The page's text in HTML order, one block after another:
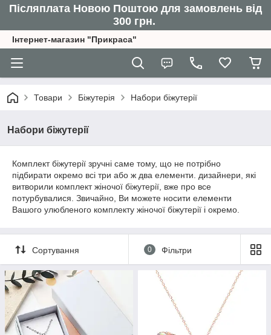
Післяплата Новою Поштою для замовлень від
300 грн.
Інтернет-магазин "Прикраса"
Товари Біжутерія Набори біжутерії
Набори біжутерії
Комплект біжутерії зручні саме тому, що не потрібно
підбирати окремо всі три або ж два елементи. дизайнери, які
витворили комплект жіночої біжутерії, вже про все
потурбувалися. Звичайно, Ви можете носити елементи
Вашого улюбленого комплекту жіночої біжутерії і окремо.
Сортування 0 Фільтри